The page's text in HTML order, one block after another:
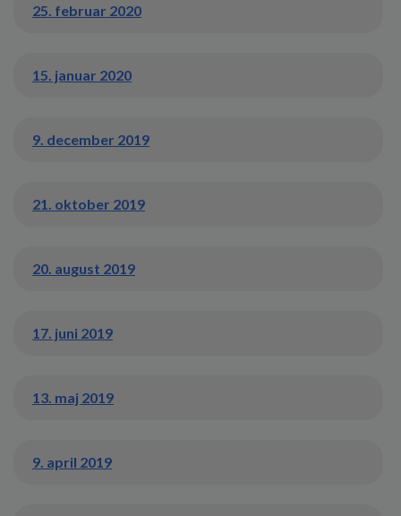
25. februar 2020
15. januar 2020
9. december 2019
21. oktober 2019
20. august 2019
17. juni 2019
13. maj 2019
9. april 2019